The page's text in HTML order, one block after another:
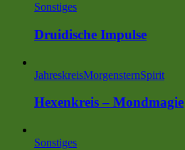
Sonstiges
Druidische Impulse
JahreskreisMorgensternSpirit
Hexenkreis – Mondmagie
Sonstiges